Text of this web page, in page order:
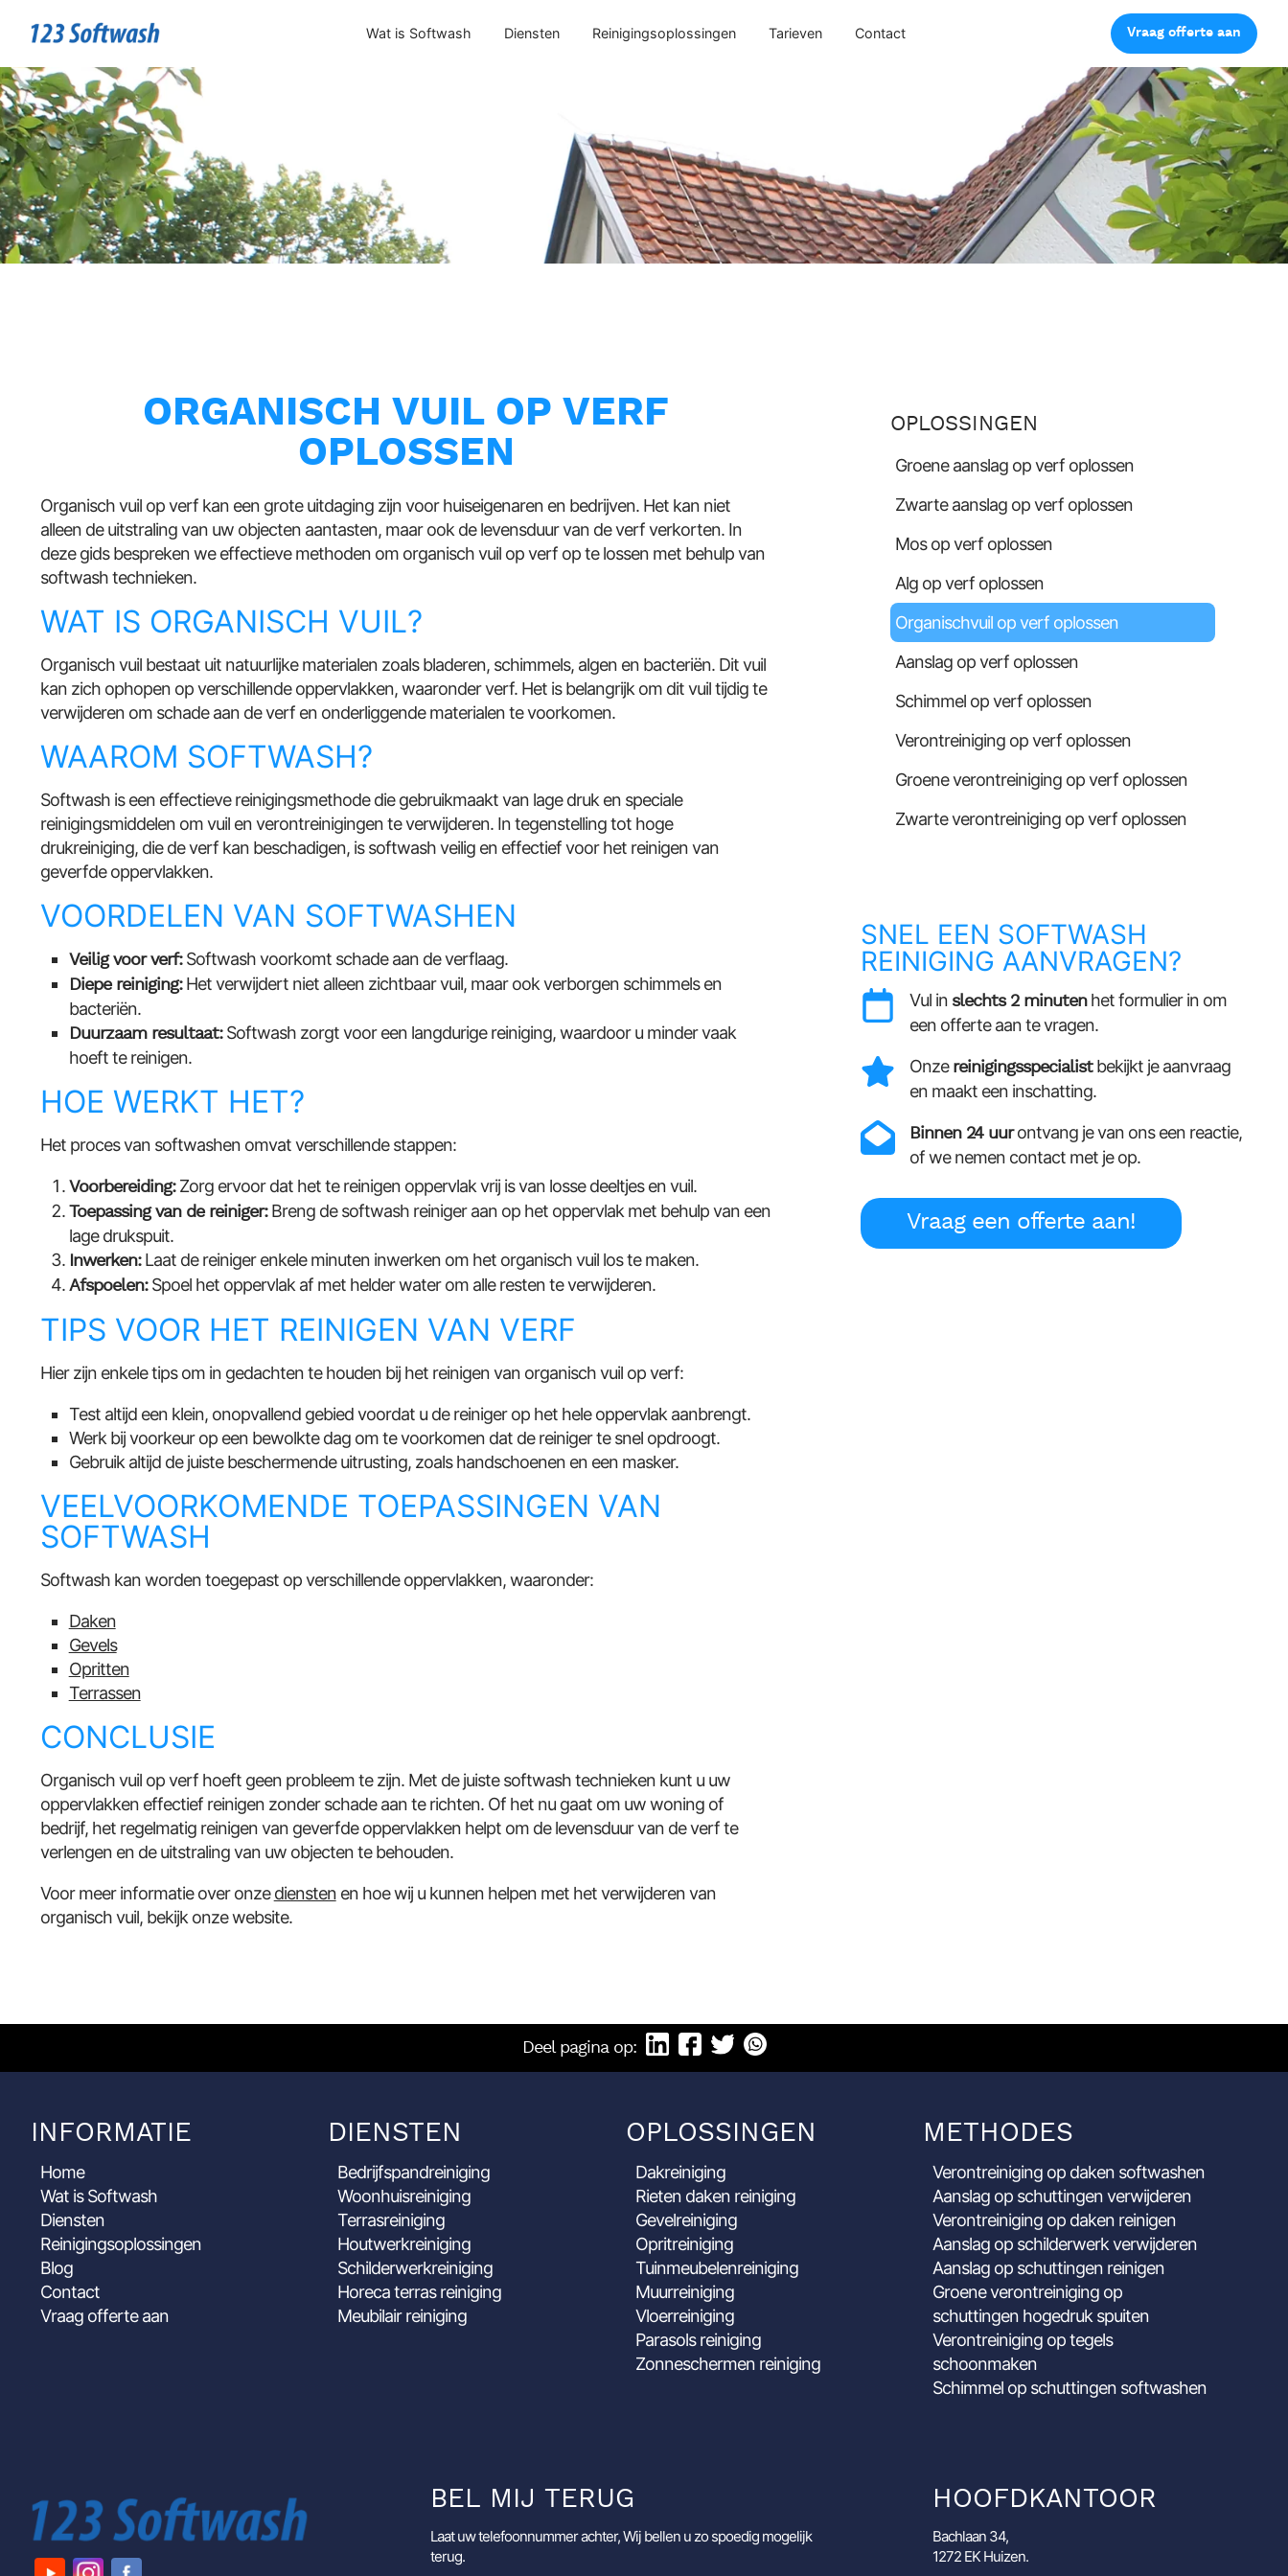
Wat is Softwash Diensten Reinigingsoplossingen Tarieven Contact Vraag offerte aan
ORGANISCH VUIL OP VERF
OPLOSSEN
Organisch vuil op verf kan een grote uitdaging zijn voor huiseigenaren en bedrijven. Het kan niet
alleen de uitstraling van uw objecten aantasten, maar ook de levensduur van de verf verkorten. In
deze gids bespreken we effectieve methoden om organisch vuil op verf op te lossen met behulp van
softwash technieken.
WAT IS ORGANISCH VUIL?
Organisch vuil bestaat uit natuurlijke materialen zoals bladeren, schimmels, algen en bacteriën. Dit vuil
kan zich ophopen op verschillende oppervlakken, waaronder verf. Het is belangrijk om dit vuil tijdig te
verwijderen om schade aan de verf en onderliggende materialen te voorkomen.
WAAROM SOFTWASH?
Softwash is een effectieve reinigingsmethode die gebruikmaakt van lage druk en speciale
reinigingsmiddelen om vuil en verontreinigingen te verwijderen. In tegenstelling tot hoge
drukreiniging, die de verf kan beschadigen, is softwash veilig en effectief voor het reinigen van
geverfde oppervlakken.
VOORDELEN VAN SOFTWASHEN
Veilig voor verf:Softwash voorkomt schade aan de verflaag.
Diepe reiniging:Het verwijdert niet alleen zichtbaar vuil, maar ook verborgen schimmels en
bacteriën.
Duurzaam resultaat:Softwash zorgt voor een langdurige reiniging, waardoor u minder vaak
hoeft te reinigen.
HOE WERKT HET?
Het proces van softwashen omvat verschillende stappen:
Voorbereiding:Zorg ervoor dat het te reinigen oppervlak vrij is van losse deeltjes en vuil.
Toepassing van de reiniger:Breng de softwash reiniger aan op het oppervlak met behulp van een
lage drukspuit.
Inwerken:Laat de reiniger enkele minuten inwerken om het organisch vuil los te maken.
Afspoelen:Spoel het oppervlak af met helder water om alle resten te verwijderen.
TIPS VOOR HET REINIGEN VAN VERF
Hier zijn enkele tips om in gedachten te houden bij het reinigen van organisch vuil op verf:
Test altijd een klein, onopvallend gebied voordat u de reiniger op het hele oppervlak aanbrengt.
Werk bij voorkeur op een bewolkte dag om te voorkomen dat de reiniger te snel opdroogt.
Gebruik altijd de juiste beschermende uitrusting, zoals handschoenen en een masker.
VEELVOORKOMENDE TOEPASSINGEN VAN
SOFTWASH
Softwash kan worden toegepast op verschillende oppervlakken, waaronder:
Daken
Gevels
Opritten
Terrassen
CONCLUSIE
Organisch vuil op verf hoeft geen probleem te zijn. Met de juiste softwash technieken kunt u uw
oppervlakken effectief reinigen zonder schade aan te richten. Of het nu gaat om uw woning of
bedrijf, het regelmatig reinigen van geverfde oppervlakken helpt om de levensduur van de verf te
verlengen en de uitstraling van uw objecten te behouden.
Voor meer informatie over onzedienstenen hoe wij u kunnen helpen met het verwijderen van
organisch vuil, bekijk onze website.
OPLOSSINGEN
Groene aanslag op verf oplossen
Zwarte aanslag op verf oplossen
Mos op verf oplossen
Alg op verf oplossen
Organischvuil op verf oplossen
Aanslag op verf oplossen
Schimmel op verf oplossen
Verontreiniging op verf oplossen
Groene verontreiniging op verf oplossen
Zwarte verontreiniging op verf oplossen
SNEL EEN SOFTWASH
REINIGING AANVRAGEN?
Vul in slechts 2 minutenhet formulier in om
een offerte aan te vragen.
Onzereinigingsspecialistbekijkt je aanvraag
en maakt een inschatting.
Binnen 24 uurontvang je van ons een reactie,
of we nemen contact met je op.
Vraag een offerte aan!
Deel pagina op:
INFORMATIE
Home
Wat is Softwash
Diensten
Reinigingsoplossingen
Blog
Contact
Vraag offerte aan
DIENSTEN
Bedrijfspandreiniging
Woonhuisreiniging
Terrasreiniging
Houtwerkreiniging
Schilderwerkreiniging
Horeca terras reiniging
Meubilair reiniging
OPLOSSINGEN
Dakreiniging
Rieten daken reiniging
Gevelreiniging
Opritreiniging
Tuinmeubelenreiniging
Muurreiniging
Vloerreiniging
Parasols reiniging
Zonneschermen reiniging
METHODES
Verontreiniging op daken softwashen
Aanslag op schuttingen verwijderen
Verontreiniging op daken reinigen
Aanslag op schilderwerk verwijderen
Aanslag op schuttingen reinigen
Groene verontreiniging op
schuttingen hogedruk spuiten
Verontreiniging op tegels
schoonmaken
Schimmel op schuttingen softwashen
BEL MIJ TERUG
Laat uw telefoonnummer achter, Wij bellen u zo spoedig mogelijk
terug.
HOOFDKANTOOR
Bachlaan 34,
1272 EK Huizen.